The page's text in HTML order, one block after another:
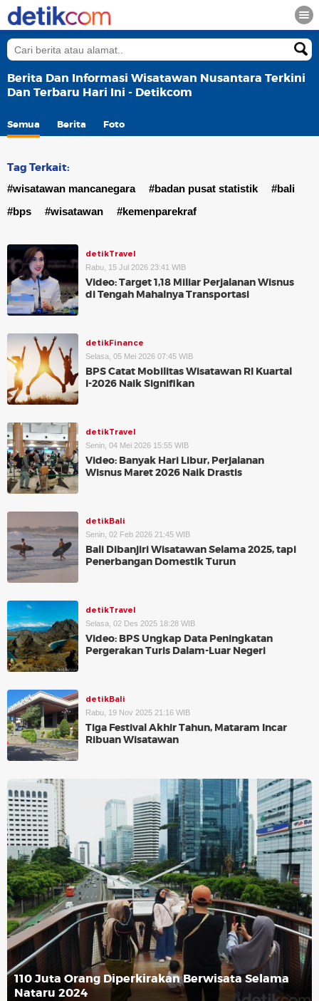
Berita Dan Informasi Wisatawan Nusantara Terkini
Dan Terbaru Hari Ini - Detikcom
Semua Berita Foto
Tag Terkait:
#wisatawan mancanegara #badan pusat statistik
#bali
#bps
#wisatawan #kemenparekraf
detikTravel
Rabu, 15 Jul 2026 23:41 WIB
Video: Target 1,18 Miliar Perjalanan Wisnus
di Tengah Mahalnya Transportasi
detikFinance
Selasa, 05 Mei 2026 07:45 WIB
BPS Catat Mobilitas Wisatawan RI Kuartal
I-2026 Naik Signifikan
detikTravel
Senin, 04 Mei 2026 15:55 WIB
Video: Banyak Hari Libur, Perjalanan
Wisnus Maret 2026 Naik Drastis
detikBali
Senin, 02 Feb 2026 21:45 WIB
Bali Dibanjiri Wisatawan Selama 2025, tapi
Penerbangan Domestik Turun
detikTravel
Selasa, 02 Des 2025 18:28 WIB
Video: BPS Ungkap Data Peningkatan
Pergerakan Turis Dalam-Luar Negeri
detikBali
Rabu, 19 Nov 2025 21:16 WIB
Tiga Festival Akhir Tahun, Mataram Incar
Ribuan Wisatawan
110 Juta Orang Diperkirakan Berwisata Selama
Nataru 2024